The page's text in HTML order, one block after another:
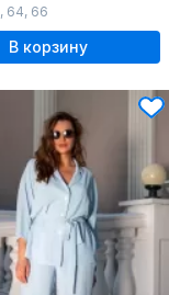
, 64, 66
В корзину